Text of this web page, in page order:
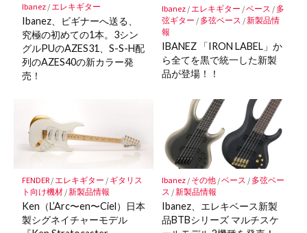
Ibanez/ エレキギター
Ibanez、ビギナーへ送る、
究極の初めての1本。3シン
グルPUのAZES31、S-S-H配
列のAZES40の新カラー発
売！
Ibanez/ エレキギター /ベース / 多
弦ギター / 多弦ベース /新製品情
報
IBANEZ 「IRON LABEL」か
ら全てを黒で統一した新製
品が登場！！
FENDER/エレキギター / ギタリス
ト向け機材/新製品情報
Ken（L’Arc〜en〜Ciel）日本
製シグネイチャーモデル
Ibanez/ その他/ベース / 多弦ベー
ス /新製品情報
Ibanez、エレキベース新製
品BTBシリーズ マルチスケ